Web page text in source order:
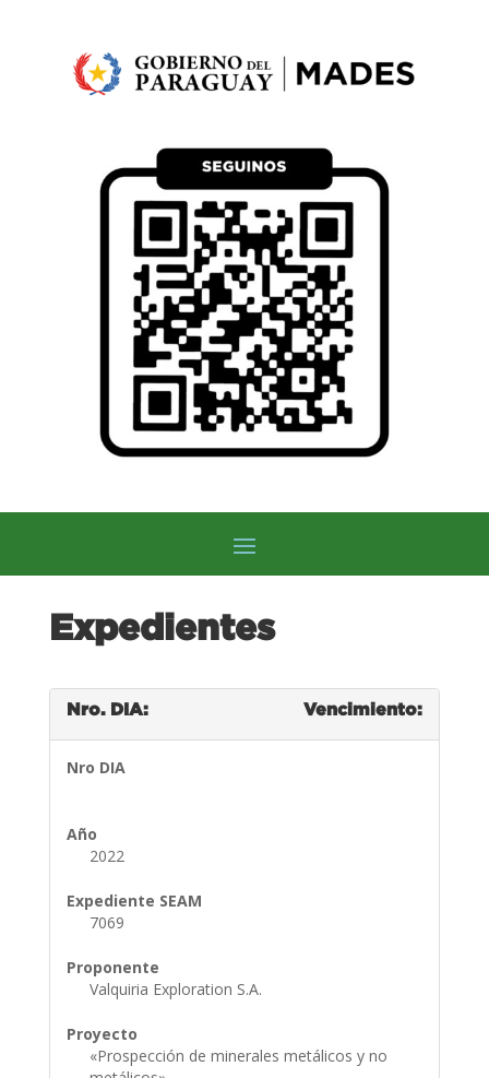
Expedientes
Nro. DIA: Vencimiento:
Nro DIA
Año
2022
Expediente SEAM
7069
Proponente
Valquiria Exploration S.A.
Proyecto
«Prospección de minerales metálicos y no